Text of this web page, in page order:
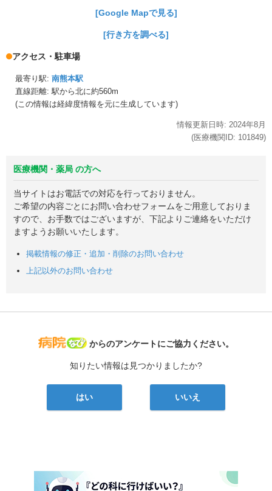
[Google Mapで見る]
[行き方を調べる]
アクセス・駐車場
最寄り駅: 南熊本駅
直線距離: 駅から北に約560m
(この情報は経緯度情報を元に生成しています)
情報更新日時: 2024年8月
(医療機関ID: 101849)
医療機関・薬局 の方へ
当サイトはお電話での対応を行っておりません。
ご希望の内容ごとにお問い合わせフォームをご用意しておりま
すので、お手数ではございますが、下記よりご連絡をいただけ
ますようお願いいたします。
掲載情報の修正・追加・削除のお問い合わせ
上記以外のお問い合わせ
病院なび
からのアンケートにご協力ください。
知りたい情報は見つかりましたか?
はい いいえ